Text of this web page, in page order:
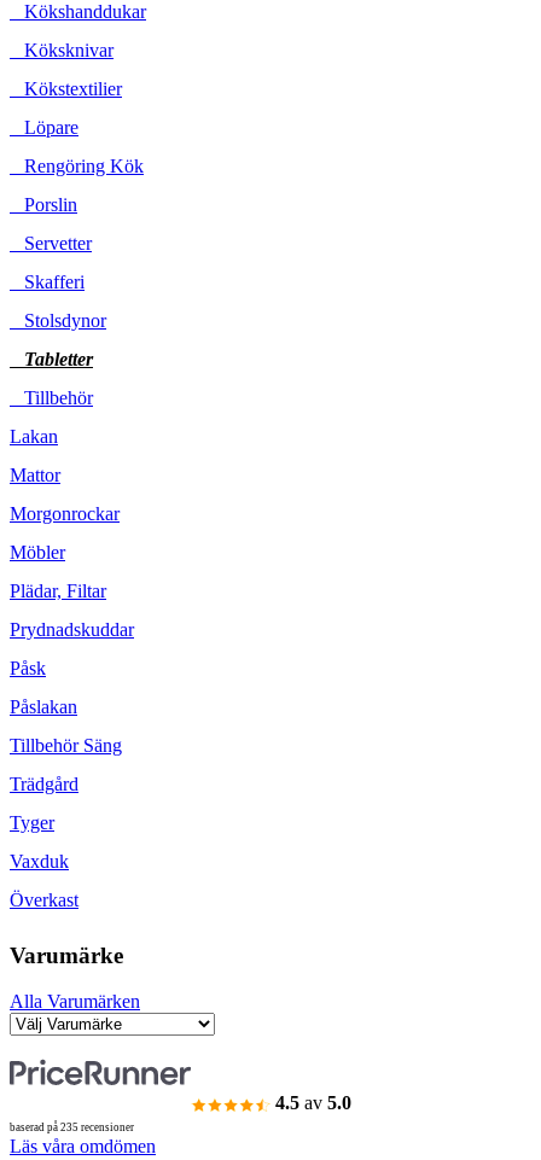
Kökshanddukar
Köksknivar
Kökstextilier
Löpare
Rengöring Kök
Porslin
Servetter
Skafferi
Stolsdynor
Tabletter
Tillbehör
Lakan
Mattor
Morgonrockar
Möbler
Plädar, Filtar
Prydnadskuddar
Påsk
Påslakan
Tillbehör Säng
Trädgård
Tyger
Vaxduk
Överkast
Varumärke
Alla Varumärken
4.5 av 5.0
baserad på 235 recensioner
Läs våra omdömen